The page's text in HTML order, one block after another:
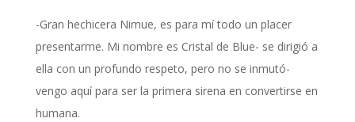
-Gran hechicera Nimue, es para mí todo un placer
presentarme. Mi nombre es Cristal de Blue- se dirigió a
ella con un profundo respeto, pero no se inmutó-
vengo aquí para ser la primera sirena en convertirse en
humana.